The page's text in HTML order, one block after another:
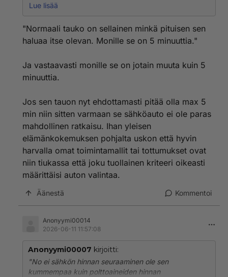
minuuttia?"
Normaali tauko on sellainen minkä pituisen sen haluaa
kassalla oli moni, ja samoin pöydissä istui paljon
ihmisiä. En tiedä missä mielikuvitushuoltoasemalla sinä
Ja asemilla on myös paljon ihmisiä, jotka käyvät siellä
vain vessassa ja sitten on myös ihmisiä jotka vain
tankkaavat autonsa ja jatkavat sitten matkaa
käymättä aseman sisällä.
Lue lisää
"Normaali tauko on sellainen minkä pituisen sen
haluaa itse olevan. Monille se on 5 minuuttia."
Ja vastaavasti monille se on jotain muuta kuin 5
minuuttia.
Jos sen tauon nyt ehdottamasti pitää olla max 5
min niin sitten varmaan se sähköauto ei ole paras
mahdollinen ratkaisu. Ihan yleisen
elämänkokemuksen pohjalta uskon että hyvin
harvalla omat toimintamallit tai tottumukset ovat
niin tiukassa että joku tuollainen kriteeri oikeasti
määrittäisi auton valintaa.
Äänestä Kommentoi
Anonyymi00014
2026-06-11 11:57:08
Anonyymi00007 kirjoitti:
"No ei sähkön hinnan seuraaminen ole sen
kummempaa kuin polttoaineiden hinnan